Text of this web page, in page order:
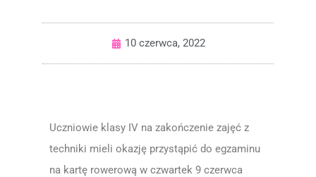
10 czerwca, 2022
Uczniowie klasy IV na zakończenie zajęć z
techniki mieli okazję przystąpić do egzaminu
na kartę rowerową w czwartek 9 czerwca